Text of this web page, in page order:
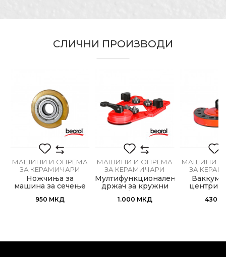
Беорол
Порака
ИСПРАТИ
СЛИЧНИ ПРОИЗВОДИ
МАШИНИ И ОПРЕМА
ЗА КЕРАМИЧАРИ
Ножчиња за
машина за сечење
Ø22xØ6x6mm
950 МКД
МАШИНИ И ОПРЕМА
ЗА КЕРАМИЧАРИ
Мултифункционален
држач за кружни
пили Ø20-83mm
1.000 МКД
МАШИНИ И
ЗА
Ваккум
430